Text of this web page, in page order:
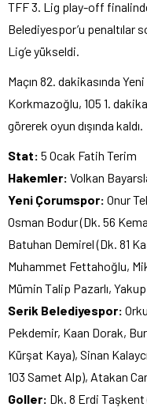
TFF 3. Lig play-off
Belediyespor’u penaltılar
Lig’e yükseldi.
Maçın 82. dakikasında
Korkmazoğlu, 105 1.
görerek oyun dışında kaldı.
Stat: 5 Ocak Fatih Terim
Hakemler: Volkan
Yeni Çorumspor: Onur
Osman Bodur (Dk. 56
Batuhan Demirel (Dk. 81
Muhammet Fettahoğlu,
Mümin Talip Pazarlı,
Serik Belediyespor:
Pekdemir, Kaan Dorak,
Kürşat Kaya), Sinan
103 Samet Alp), Atakan
Goller: Dk. 8 Erdi